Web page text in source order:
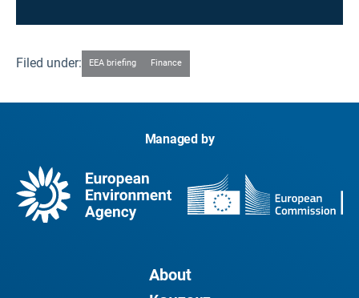
Filed under: EEA briefing Finance
Managed by
About